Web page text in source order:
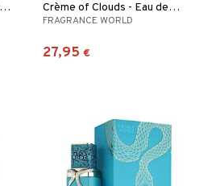
French Avenue After Effect - Extrait de parfum Crème of Clouds - Eau de parfum
FRAGRANCE WORLD
27,95 €